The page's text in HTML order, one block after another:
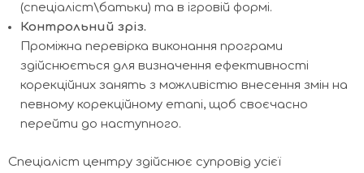
(спеціаліст\батьки) та в ігровій формі.
Контрольний зріз.
Проміжна перевірка виконання програми
здійснюється для визначення ефективності
корекційних занять з можливістю внесення змін на
певному корекційному етапі, щоб своєчасно
перейти до наступного.
Спеціаліст центру здійснює супровід усієї